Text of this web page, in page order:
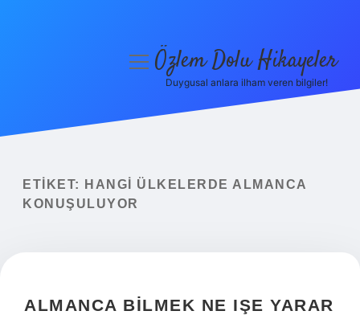
Yasal Uyarı
menüyüÖzlem Dolu Hikayeler
Duygusal anlara ilham veren bilgiler!
ETIKET:
HANGI ÜLKELERDE ALMANCA
KONUŞULUYOR
ALMANCA BILMEK NE IŞE YARAR